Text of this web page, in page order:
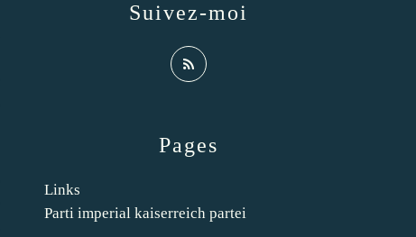
Pages
Links
Parti imperial kaiserreich partei
Suivez-moi